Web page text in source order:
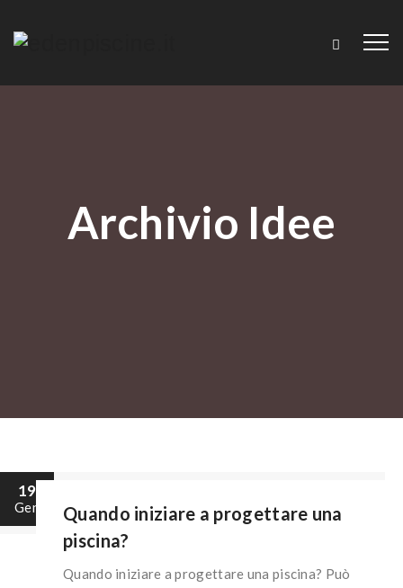
Archivio Idee
19
Gen
Quando iniziare a progettare una
piscina?
Quando iniziare a progettare una piscina? Può